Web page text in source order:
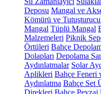
Deposu Mangal ve
Kömürü ve
Mangal Tüplü Mangal
Malzemeleri Piknik
Örtüleri Bahçe
Dolapları Depolama
Aydınlatmalar Solar
Aplikleri Bahçe Feneri
Aydınlatma Bahçe Set
Direkleri Bahçe Peyzaj